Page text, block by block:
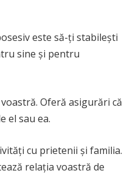
este să-ți stabilești
sine și pentru
Oferă asigurări că
el sau ea.
cu prietenii și familia.
relația voastră de